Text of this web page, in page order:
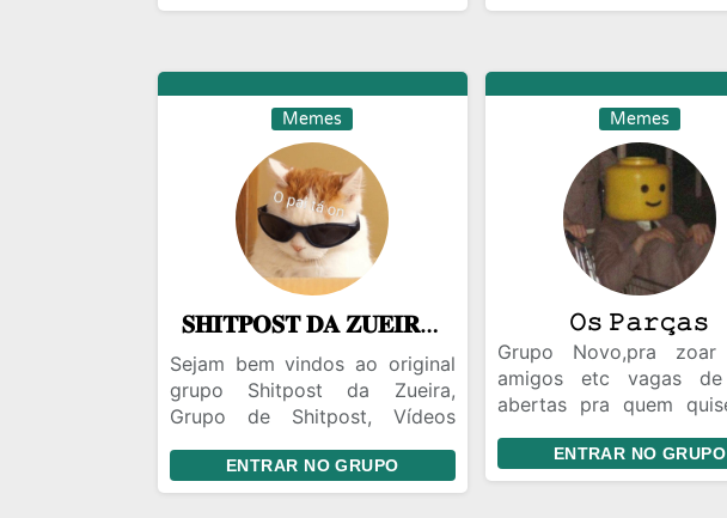
VCS. . .
Memes
𝐒𝐇𝐈𝐓𝐏𝐎𝐒𝐓 𝐃𝐀 𝐙𝐔𝐄𝐈𝐑𝐀 (◠‿◕)👌
Sejam bem vindos ao original
grupo Shitpost da Zueira,
Grupo de Shitpost, Vídeos
etc. Ao entrar leia as regras
para evitar ban
ENTRAR NO GRUPO
Memes
𝙾𝚜 𝙿𝚊𝚛𝚌̧𝚊𝚜
Grupo Novo,pra
amigos etc vagas
abertas pra quem
shitpost memes
entre ai e
ENTRAR NO GRUPO